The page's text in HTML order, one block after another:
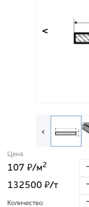
<
‹
Цена
107 ₽/м2
132500 ₽/т
Количество: